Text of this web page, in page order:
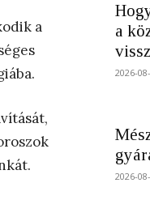
a
a
2026-
2026-